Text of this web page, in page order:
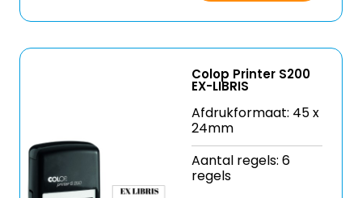
Colop Printer S200
EX-LIBRIS
Afdrukformaat: 45 x
24mm
Aantal regels: 6
regels